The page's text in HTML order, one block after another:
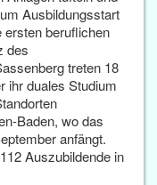
Ausbildungsstart
ersten beruflichen
des
treten 18
ihr duales Studium
Baden, wo das
anfängt.
Auszubildende in